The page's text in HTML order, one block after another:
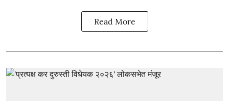
Read More